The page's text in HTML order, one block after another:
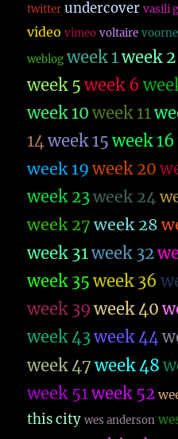
twitter undercover vasili
video vimeo voltaire
weblog week 1week 2
week 5 week 6
week 10 week 11
14week 15 week 16
week 19 week 20
week 23week 24
week 27 week 28
week 31week 32
week 35 week 36
week 39 week 40
week 43week 44
week 47 week 48
week 51week 52
this city wes anderson